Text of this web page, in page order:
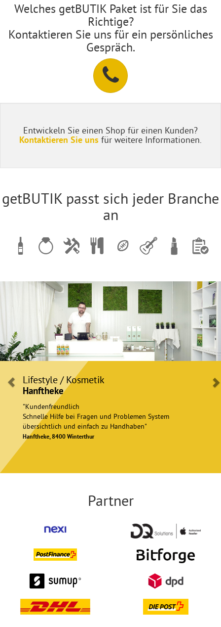
Welches getBUTIK Paket ist für Sie das
Richtige?
Kontaktieren Sie uns für ein persönliches
Gespräch.
Entwickeln Sie einen Shop für einen Kunden?
Kontaktieren Sie uns für weitere Informationen.
getBUTIK passt sich jeder Branche
an
Lifestyle / Kosmetik
Hanftheke
"Kundenfreundlich
Schnelle Hilfe bei Fragen und Problemen System
übersichtlich und einfach zu Handhaben"
Hanftheke, 8400 Winterthur
Partner